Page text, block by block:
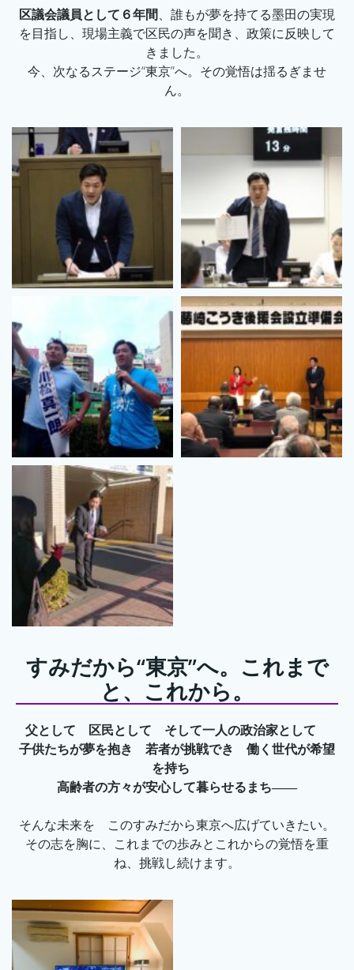
区議会議員として６年間、誰もが夢を持てる墨田の実現
を目指し、現場主義で区民の声を聞き、政策に反映して
きました。
今、次なるステージ“東京”へ。その覚悟は揺るぎませ
ん。
すみだから“東京”へ。これまで
と、これから。
父として 区民として そして一人の政治家として
子供たちが夢を抱き 若者が挑戦でき 働く世代が希望
を持ち
高齢者の方々が安心して暮らせるまち――
そんな未来を このすみだから東京へ広げていきたい。
その志を胸に、これまでの歩みとこれからの覚悟を重
ね、挑戦し続けます。